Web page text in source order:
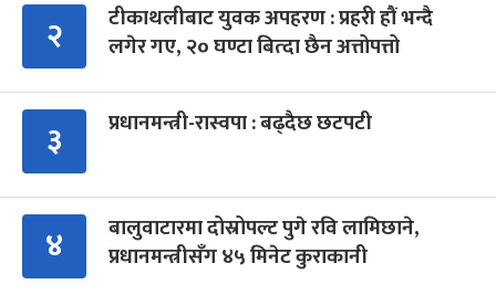
२
टीकाथलीबाट युवक अपहरण : प्रहरी हौं भन्दै
लगेर गए, २० घण्टा बित्दा छैन अत्तोपत्तो
३ प्रधानमन्त्री-रास्वपा : बढ्दैछ छटपटी
४
बालुवाटारमा दोस्रोपल्ट पुगे रवि लामिछाने,
प्रधानमन्त्रीसँग ४५ मिनेट कुराकानी